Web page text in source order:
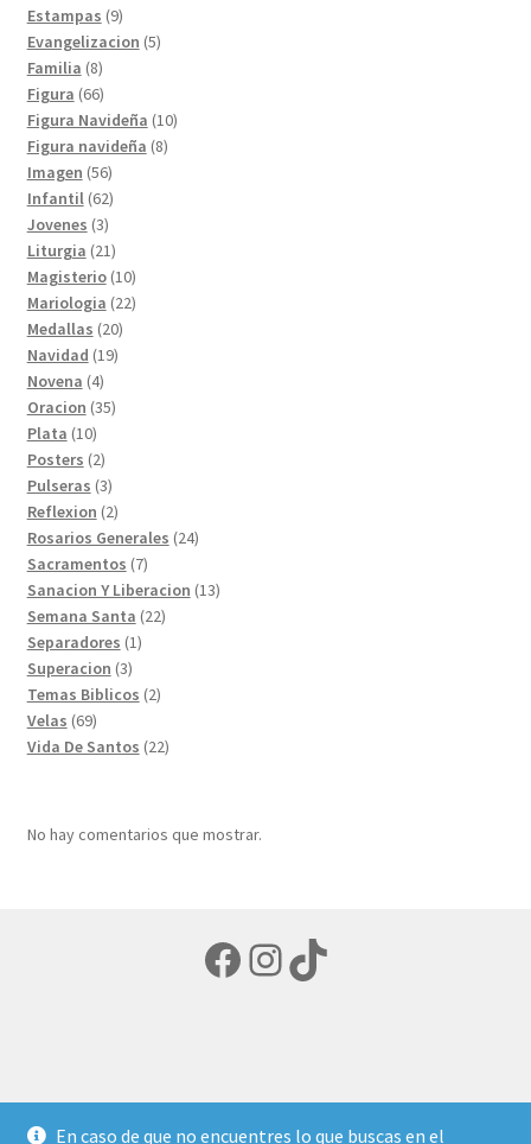
Estampas 99
productos
Evangelizacion 55
Familia 88
productos
Figura 6666
productos
Figura Navideña 1010
Figura navideña 88
Imagen 5656
productos
Infantil 6262
productos
Jovenes 33
productos
Liturgia 2121
productos
Magisterio 1010
productos
Mariologia 2222
Medallas 2020
productos
Navidad 1919
Novena 44
productos
Oracion 3535
Plata 1010
productos
Posters 22
productos
Pulseras 33
productos
Reflexion 22
productos
Rosarios Generales 2424
Sacramentos 77
productos
Sanacion Y Liberacion 1313
Semana Santa 2222
Separadores 11
Superacion 33
productos
Temas Biblicos 22
Velas 6969
productos
Vida De Santos 2222
No hay comentarios que mostrar.
Facebook
Instagram
TikTok
En caso de que no encuentres lo que buscas en el